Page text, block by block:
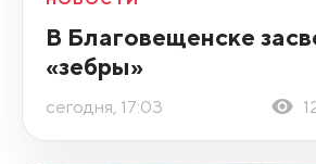
В Благовещенске
«зебры»
сегодня, 17:03